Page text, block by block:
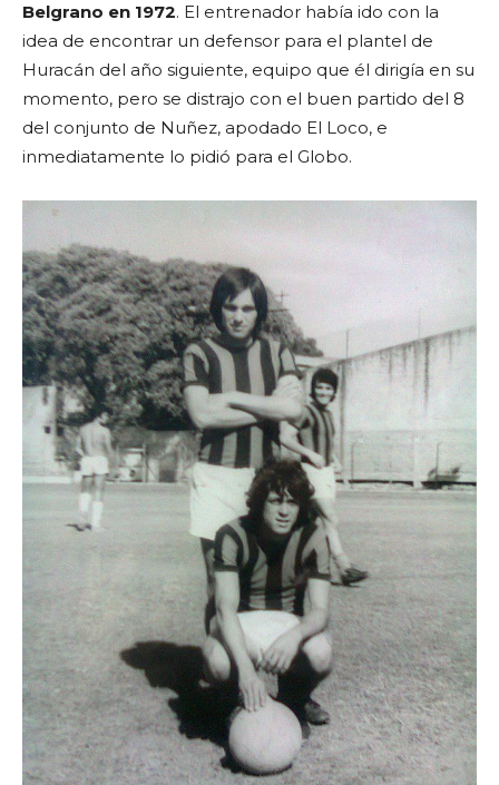
Belgrano en 1972. El entrenador había ido con la
idea de encontrar un defensor para el plantel de
Huracán del año siguiente, equipo que él dirigía en su
momento, pero se distrajo con el buen partido del 8
del conjunto de Nuñez, apodado El Loco, e
inmediatamente lo pidió para el Globo.